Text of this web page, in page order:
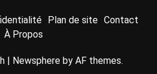
Plan de site Contact
À Propos
Newsphere by AF themes.